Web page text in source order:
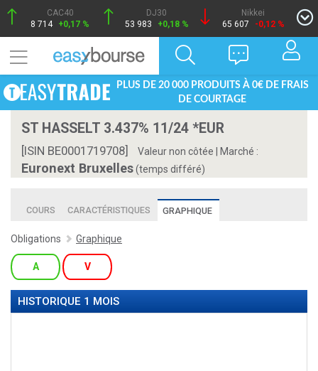
CAC40
8 714 +0,17 %
DJ30
53 983
+0,18 %
Nikkei
65 607
-0,12 %
PLUS DE 20 000 PRODUITS À 0€ DE FRAIS
DE COURTAGE
ST HASSELT 3.437% 11/24 *EUR
[ISIN BE0001719708] Valeur non côtée Marché :
Euronext Bruxelles(temps différé)
COURS CARACTÉRISTIQUES GRAPHIQUE
Obligations Graphique
A V
HISTORIQUE 1 MOIS